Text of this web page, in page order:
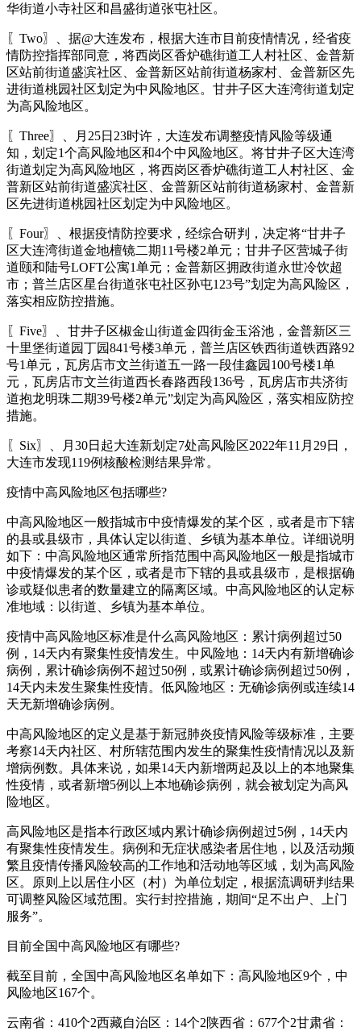
华街道小寺社区和昌盛街道张屯社区。
〖Two〗、据@大连发布，根据大连市目前疫情情况，经省疫
情防控指挥部同意，将西岗区香炉礁街道工人村社区、金普新
区站前街道盛滨社区、金普新区站前街道杨家村、金普新区先
进街道桃园社区划定为中风险地区。甘井子区大连湾街道划定
为高风险地区。
〖Three〗、月25日23时许，大连发布调整疫情风险等级通
知，划定1个高风险地区和4个中风险地区。将甘井子区大连湾
街道划定为高风险地区，将西岗区香炉礁街道工人村社区、金
普新区站前街道盛滨社区、金普新区站前街道杨家村、金普新
区先进街道桃园社区划定为中风险地区。
〖Four〗、根据疫情防控要求，经综合研判，决定将“甘井子
区大连湾街道金地檀镜二期11号楼2单元；甘井子区营城子街
道颐和陆号LOFT公寓1单元；金普新区拥政街道永世冷饮超
市；普兰店区星台街道张屯社区孙屯123号”划定为高风险区，
落实相应防控措施。
〖Five〗、甘井子区椒金山街道金四街金玉浴池，金普新区三
十里堡街道园丁园841号楼3单元，普兰店区铁西街道铁西路92
号1单元，瓦房店市文兰街道五一路一段佳鑫园100号楼1单
元，瓦房店市文兰街道西长春路西段136号，瓦房店市共济街
道抱龙明珠二期39号楼2单元”划定为高风险区，落实相应防控
措施。
〖Six〗、月30日起大连新划定7处高风险区2022年11月29日，
大连市发现119例核酸检测结果异常。
疫情中高风险地区包括哪些?
中高风险地区一般指城市中疫情爆发的某个区，或者是市下辖
的县或县级市，具体认定以街道、乡镇为基本单位。详细说明
如下：中高风险地区通常所指范围中高风险地区一般是指城市
中疫情爆发的某个区，或者是市下辖的县或县级市，是根据确
诊或疑似患者的数量建立的隔离区域。中高风险地区的认定标
准地域：以街道、乡镇为基本单位。
疫情中高风险地区标准是什么高风险地区：累计病例超过50
例，14天内有聚集性疫情发生。中风险地：14天内有新增确诊
病例，累计确诊病例不超过50例，或累计确诊病例超过50例，
14天内未发生聚集性疫情。低风险地区：无确诊病例或连续14
天无新增确诊病例。
中高风险地区的定义是基于新冠肺炎疫情风险等级标准，主要
考察14天内社区、村所辖范围内发生的聚集性疫情情况以及新
增病例数。具体来说，如果14天内新增两起及以上的本地聚集
性疫情，或者新增5例以上本地确诊病例，就会被划定为高风
险地区。
高风险地区是指本行政区域内累计确诊病例超过5例，14天内
有聚集性疫情发生。病例和无症状感染者居住地，以及活动频
繁且疫情传播风险较高的工作地和活动地等区域，划为高风险
区。原则上以居住小区（村）为单位划定，根据流调研判结果
可调整风险区域范围。实行封控措施，期间“足不出户、上门
服务”。
目前全国中高风险地区有哪些?
截至目前，全国中高风险地区名单如下：高风险地区9个，中
风险地区167个。
云南省：410个2西藏自治区：14个2陕西省：677个2甘肃省：